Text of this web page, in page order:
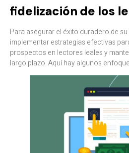
fidelización de los
Para asegurar el éxito duradero de
implementar estrategias efectivas
prospectos en lectores leales y
largo plazo. Aquí hay algunos